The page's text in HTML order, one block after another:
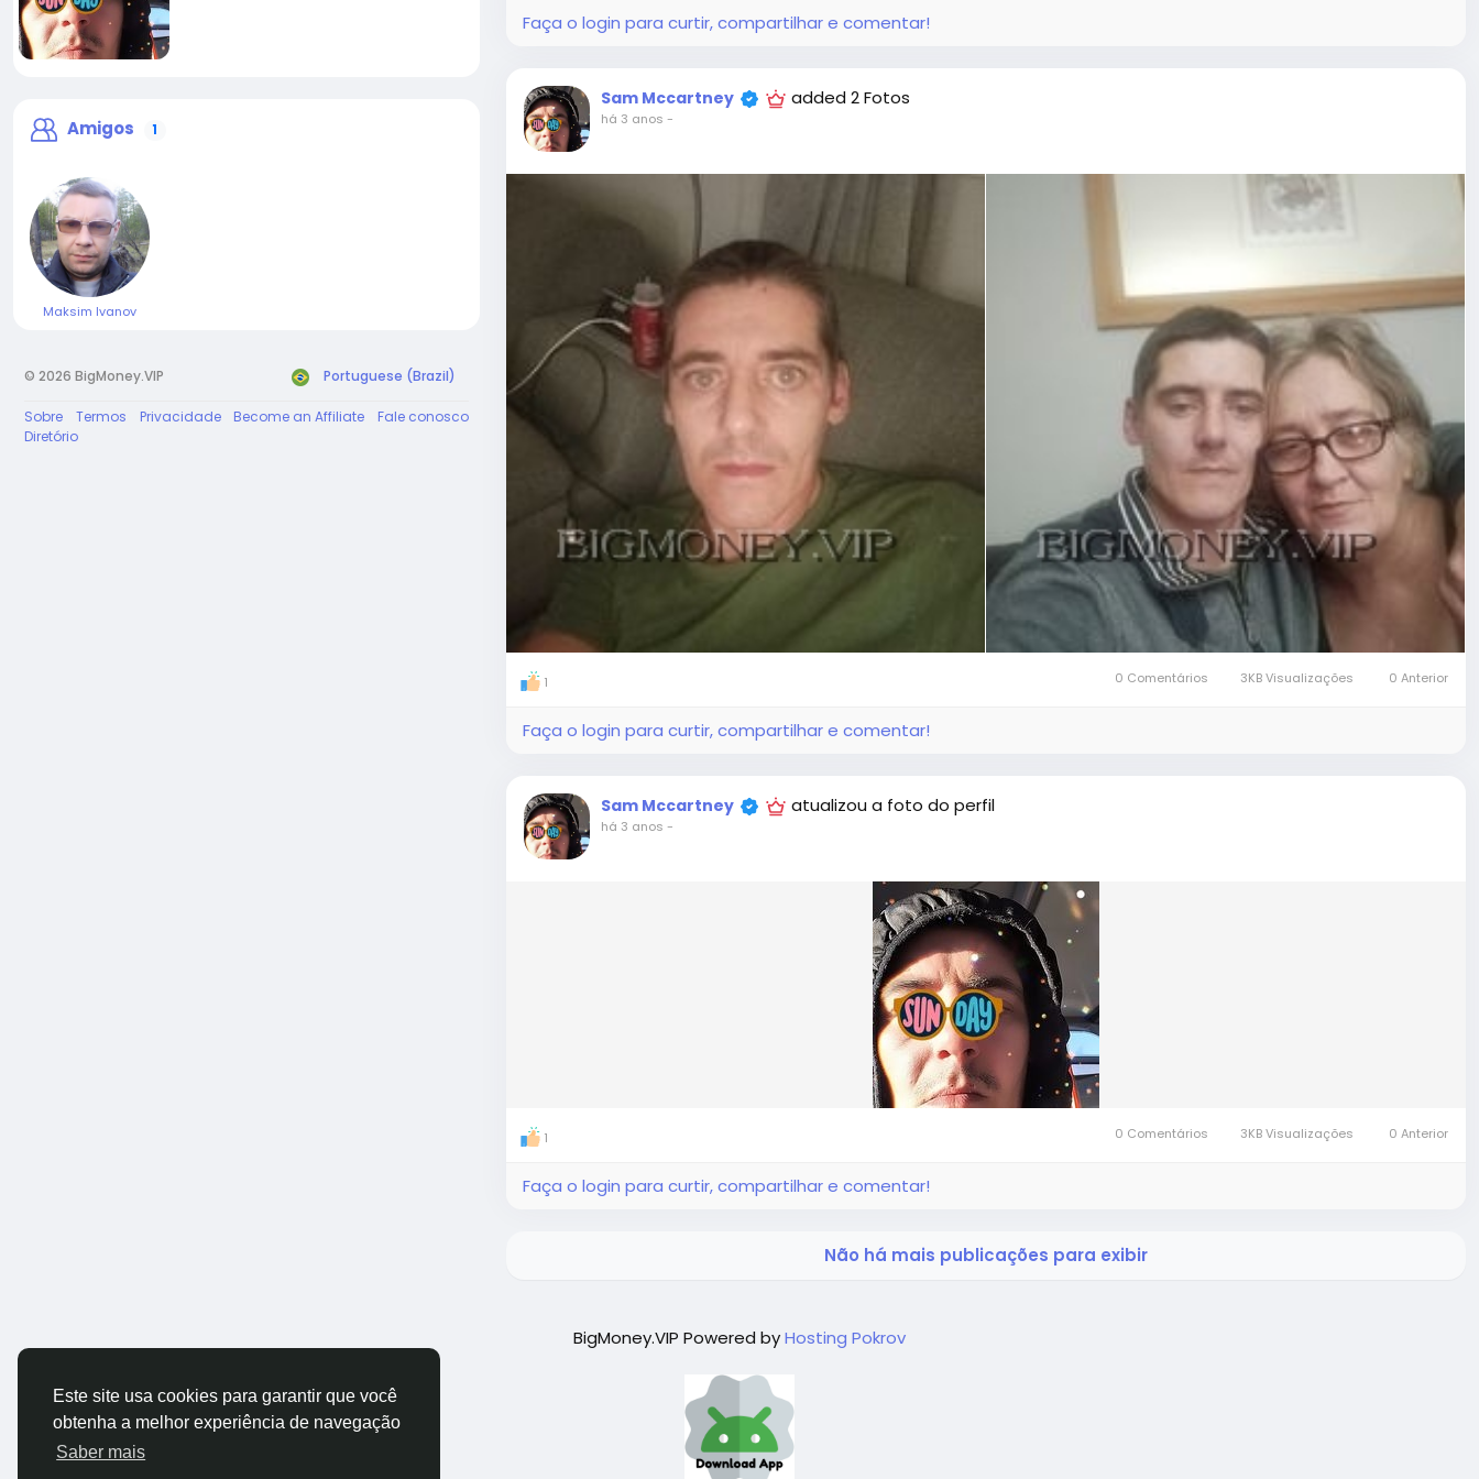
Este site usa cookies para garantir que você
obtenha a melhor experiência de navegação
Saber mais
Amigos 1
Maksim Ivanov
© 2026 BigMoney.VIP Portuguese (Brazil)
Sobre Termos Privacidade Become an Affiliate
Fale conosco
Diretório
Faça o login para curtir, compartilhar e comentar!
Sam Mccartney added 2 Fotos
há 3 anos -
1 0 Comentários 3KB Visualizações 0 Anterior
Faça o login para curtir, compartilhar e comentar!
Sam Mccartney atualizou a foto do perfil
há 3 anos -
1 0 Comentários 3KB Visualizações 0 Anterior
Faça o login para curtir, compartilhar e comentar!
Não há mais publicações para exibir
BigMoney.VIP Powered byHosting Pokrov